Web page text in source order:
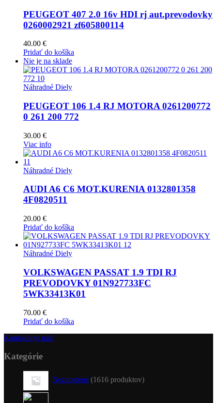
PEUGEOT 407 2.0 16v HDI rj aut.prevodovky
0260002921 zf605800114
40.00 €
Pridať do košíka
Nie je na sklade
Náhradné Diely
PEUGEOT 106 1.4 RJ MOTORA 0261200772
0 261 200 772
30.00 €
Viac info
Náhradné Diely
AUDI A6 C6 MOT.KURENIA 0132801358
4F0820511
20.00 €
Pridať do košíka
Náhradné Diely
VOLKSWAGEN PASSAT 1.9 TDI RJ
PREVODOVKY 01N927733FC
5WK33413K01
70.00 €
Pridať do košíka
Kontaktujte nás!
Kategórie
Nezaradené 1616 produktov